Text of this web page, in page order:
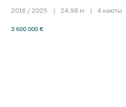
2016 / 2025 | 24.98 м | 4 каюты
3 600 000 €